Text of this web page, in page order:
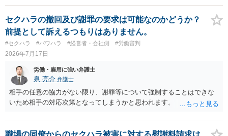
セクハラの撤回及び謝罪の要求は可能なのかどうか？
前提として訴えるつもりはありません。
#セクハラ #パワハラ #経営者・会社側 #労働審判
2026年7月17日
労働・雇用に強い弁護士
泉 亮介 弁護士
相手の任意の協力がない限り、謝罪等について強制することはできな
いため相手の対応次第となってしまうかと思われます。
職場の同僚からのセクハラ被害に対する慰謝料請求は